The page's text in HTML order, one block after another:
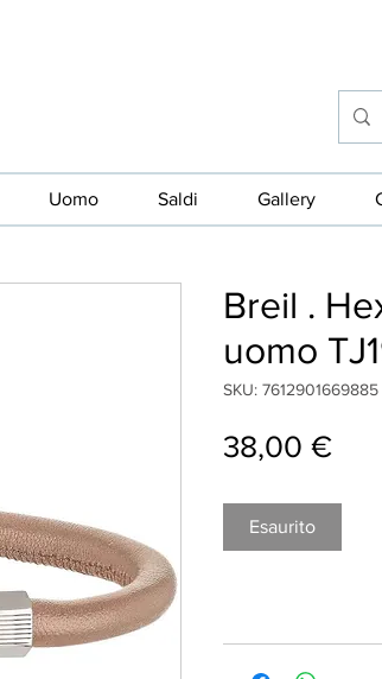
Uomo Saldi Gallery
Breil .
uomo
SKU: 7612901669885
38,00 €
Esaurito